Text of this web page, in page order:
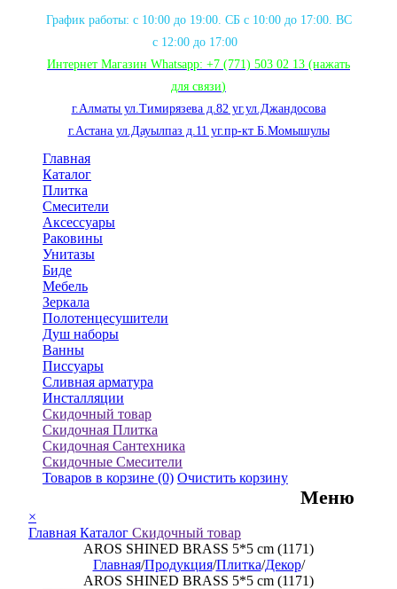
График работы: с 10:00 до 19:00. СБ с 10:00 до 17:00. ВС
с 12:00 до 17:00
Интернет Магазин Whatsapp: +7 (771) 503 02 13 (нажать
для связи)
г.Алматы ул.Тимирязева д.82 уг.ул.Джандосова
г.Астана ул.Дауылпаз д.11 уг.пр-кт Б.Момышулы
Главная
Каталог
Плитка
Смесители
Аксессуары
Раковины
Унитазы
Биде
Мебель
Зеркала
Полотенцесушители
Душ наборы
Ванны
Писсуары
Сливная арматура
Инсталляции
Скидочный товар
Скидочная Плитка
Скидочная Сантехника
Скидочные Смесители
Товаров в корзине (0) Очистить корзину
Меню
×
Главная Каталог Скидочный товар
AROS SHINED BRASS 5*5 cm (1171)
Главная/Продукция/Плитка/Декор/
AROS SHINED BRASS 5*5 cm (1171)